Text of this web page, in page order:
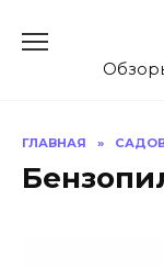
содержанию
ГЛАВНАЯ »